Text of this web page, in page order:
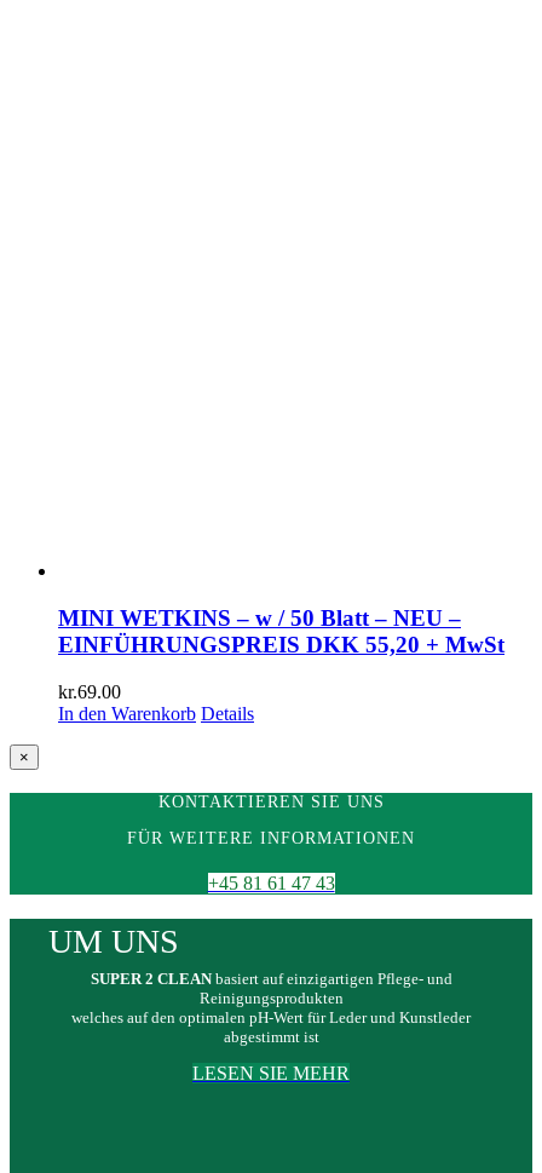
MINI WETKINS – w / 50 Blatt – NEU –
EINFÜHRUNGSPREIS DKK 55,20 + MwSt
kr.69.00
In den Warenkorb Details
Close
product
quick
×
KONTAKTIEREN SIE UNS
FÜR WEITERE INFORMATIONEN
+45 81 61 47 43
UM UNS
SUPER 2 CLEANbasiert auf einzigartigen Pflege- und
Reinigungsprodukten
welches auf den optimalen pH-Wert für Leder und Kunstleder
abgestimmt ist
LESEN SIE MEHR